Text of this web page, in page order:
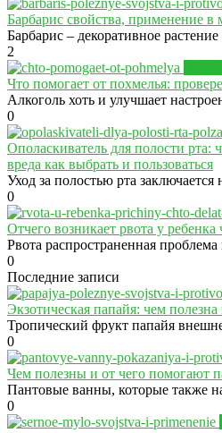
Барбарис свойства, применение
Барбарис – декоративное
2
Что помогает от похмелья:
Алкоголь хоть и улучшает
0
Ополаскиватель для полости рта:
вреда как выбрать и пользоваться
Уход за полостью рта заключается
0
Отчего возникает рвота у ребенка
Рвота распространенная
0
Последние записи
Экзотическая папайя: чем
Тропический фрукт папайя
0
Чем полезны и от чего помогают
Пантовые ванны, которые также
0